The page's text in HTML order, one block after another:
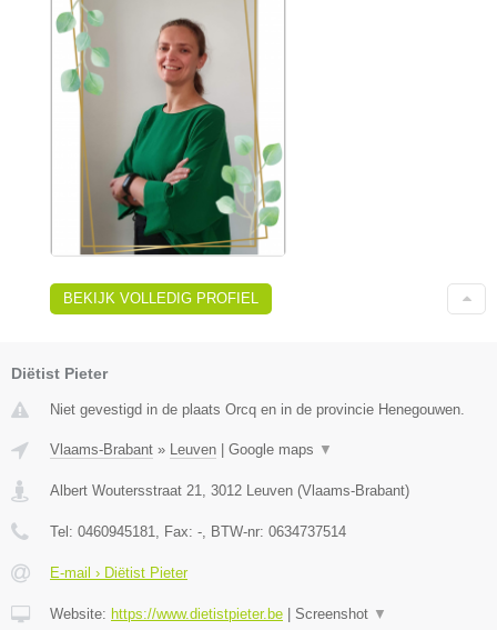
BEKIJK VOLLEDIG PROFIEL
Diëtist Pieter
Niet gevestigd in de plaats Orcq en in de provincie Henegouwen.
Vlaams-Brabant » Leuven | Google maps ▼
Albert Woutersstraat 21 3012 Leuven (Vlaams-Brabant)
Tel: 0460945181 , Fax: - , BTW-nr: 0634737514
E-mail › Diëtist Pieter
Website: https://www.dietistpieter.be | Screenshot ▼